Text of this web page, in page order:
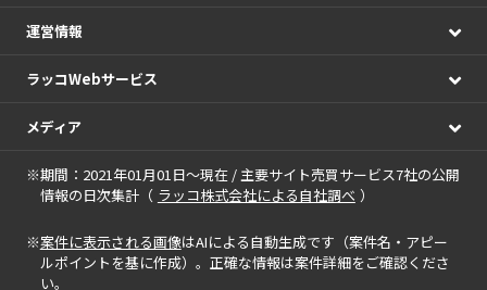
運営情報
ラッコWebサービス
メディア
※期間：2021年01月01日～現在 / 主要サイト売買サービス7社の公開
情報の日次集計（ ラッコ株式会社による自社調べ ）
※案件に表示される画像はAIによる自動生成です（案件名・アピー
ルポイントを基に作成）。正確な情報は案件詳細をご確認くださ
い。